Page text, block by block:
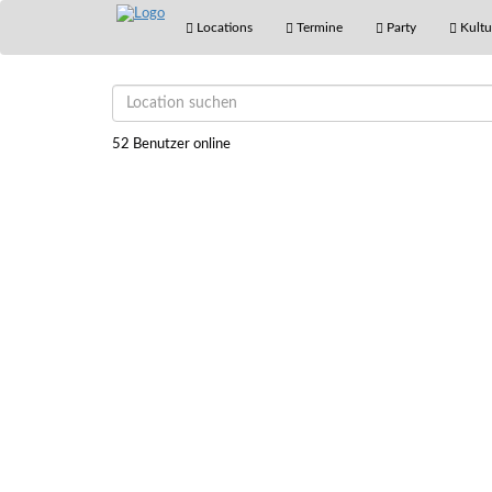
Locations Termine Party
52 Benutzer online